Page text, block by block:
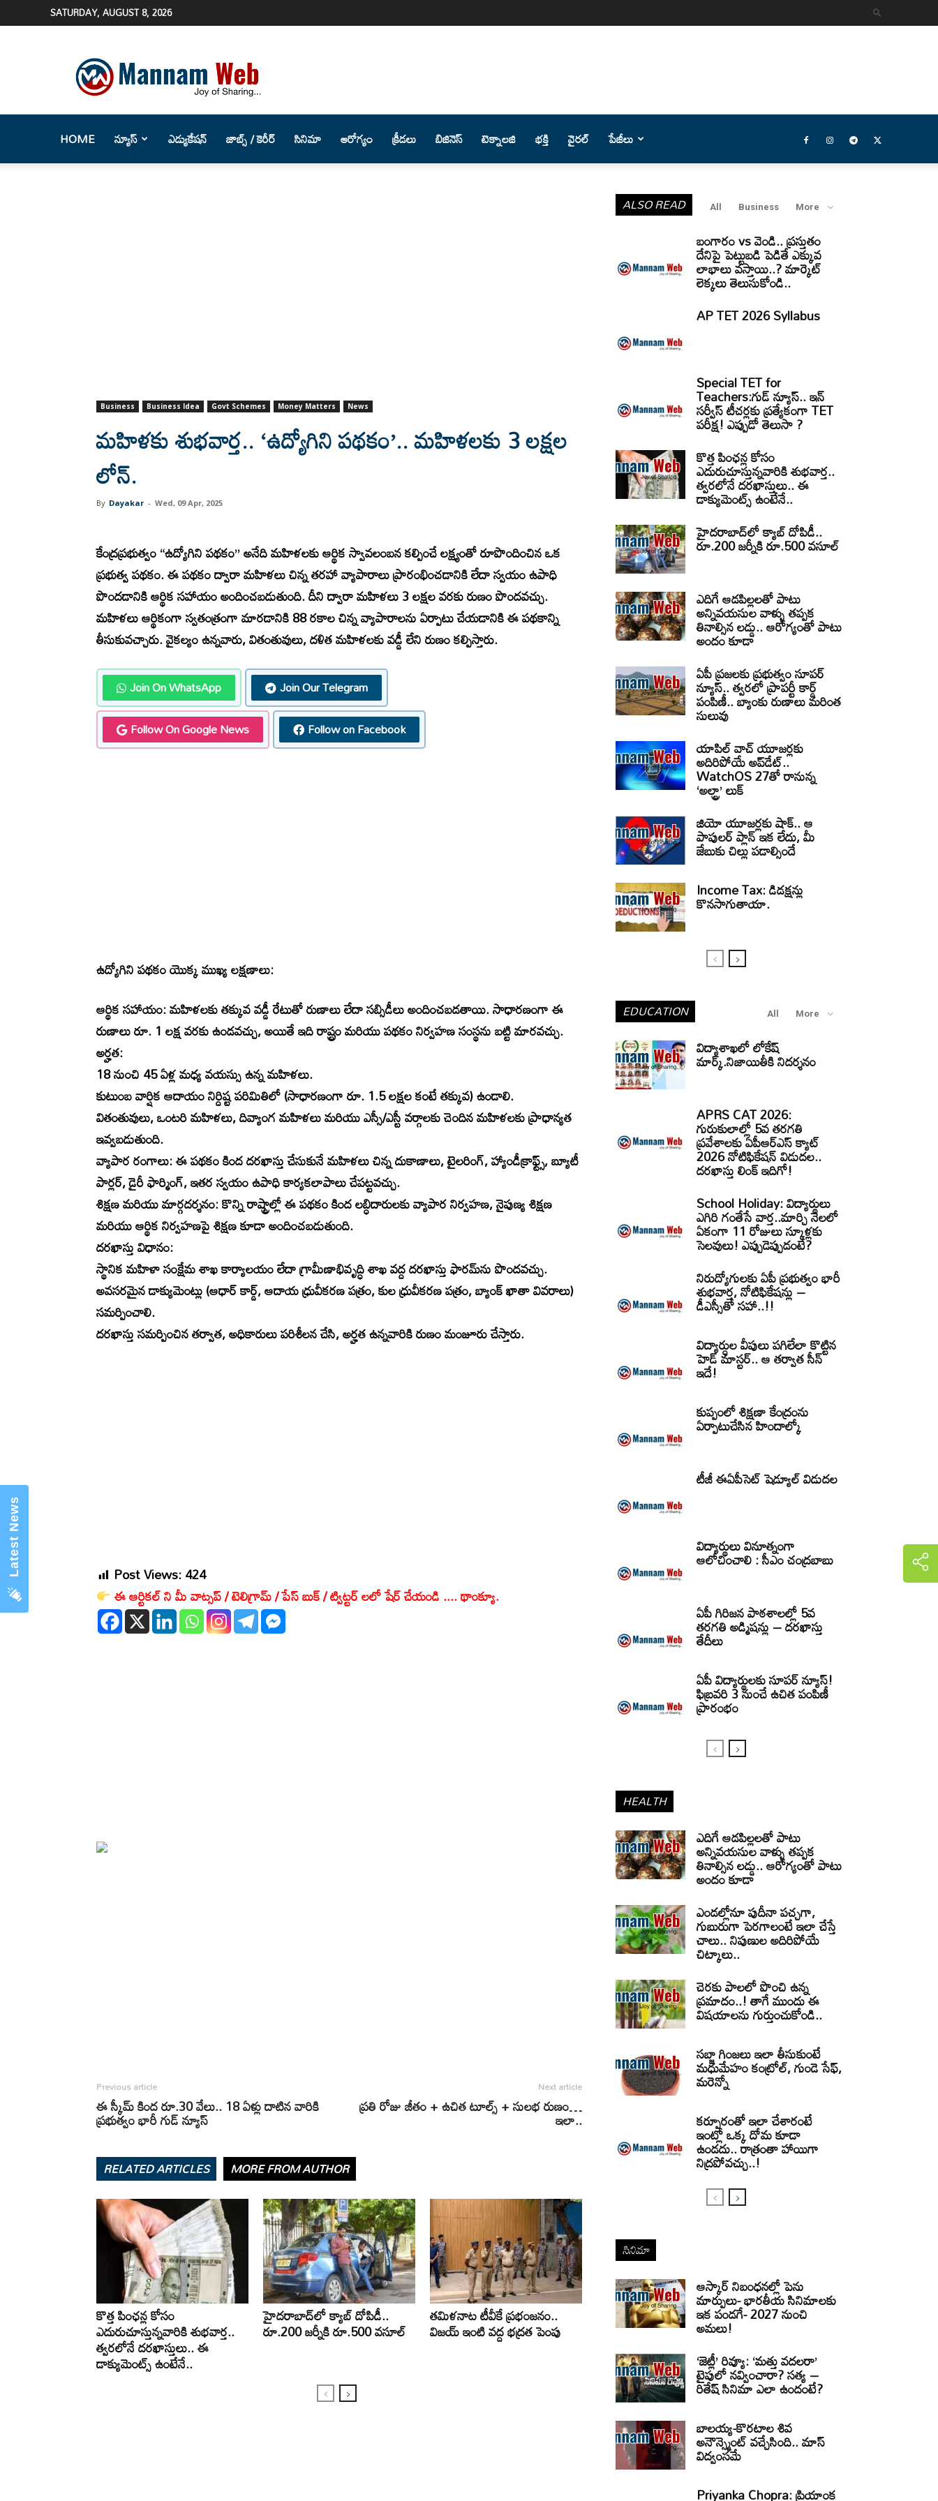
SATURDAY, AUGUST 8, 2026
Web
(మన్నం
News
HOME న్యూస్ ఎడ్యుకేషన్ జాబ్స్ / కెరీర్ సినిమా ఆరోగ్యం క్రీడలు బిజినెస్ టెక్నాలజి భక్తి వైరల్ పేజీలు
Business Business Idea Govt Schemes Money Matters News
మహిళకు శుభవార్త.. ‘ఉద్యోగిని పథకం’.. మహిళలకు 3 లక్షల
లోన్.
By Dayakar - Wed, 09 Apr, 2025
కేంద్రప్రభుత్వం “ఉద్యోగిని పథకం” అనేది మహిళలకు ఆర్థిక స్వావలంబన కల్పించే లక్ష్యంతో రూపొందించిన ఒక
ప్రభుత్వ పథకం. ఈ పథకం ద్వారా మహిళలు చిన్న తరహా వ్యాపారాలు ప్రారంభించడానికి లేదా స్వయం ఉపాధి
పొందడానికి ఆర్థిక సహాయం అందించబడుతుంది. దీని ద్వారా మహిళలు 3 లక్షల వరకు రుణం పొందవచ్చు.
మహిళలు ఆర్థికంగా స్వతంత్రంగా మారడానికి 88 రకాల చిన్న వ్యాపారాలను ఏర్పాటు చేయడానికి ఈ పథకాన్ని
తీసుకువచ్చారు. వైక‌ల్యం ఉన్న‌వారు, వితంతువులు, ద‌ళిత మ‌హిళ‌ల‌కు వ‌డ్డీ లేని రుణం క‌ల్పిస్తారు.
Join On WhatsApp
Join Our Telegram
Follow On Google News
Follow on Facebook
ఉద్యోగిని పథకం యొక్క ముఖ్య లక్షణాలు:
ఆర్థిక సహాయం: మహిళలకు తక్కువ వడ్డీ రేటుతో రుణాలు లేదా సబ్సిడీలు అందించబడతాయి. సాధారణంగా ఈ
రుణాలు రూ. 1 లక్ష వరకు ఉండవచ్చు, అయితే ఇది రాష్ట్రం మరియు పథకం నిర్వహణ సంస్థను బట్టి మారవచ్చు.
అర్హత:
18 నుంచి 45 ఏళ్ల మధ్య వయస్సు ఉన్న మహిళలు.
కుటుంబ వార్షిక ఆదాయం నిర్దిష్ట పరిమితిలో (సాధారణంగా రూ. 1.5 లక్షల కంటే తక్కువ) ఉండాలి.
వితంతువులు, ఒంటరి మహిళలు, దివ్యాంగ మహిళలు మరియు ఎస్సీ/ఎస్టీ వర్గాలకు చెందిన మహిళలకు ప్రాధాన్యత
ఇవ్వబడుతుంది.
వ్యాపార రంగాలు: ఈ పథకం కింద దరఖాస్తు చేసుకునే మహిళలు చిన్న దుకాణాలు, టైలరింగ్, హ్యాండీక్రాఫ్ట్స్, బ్యూటీ
పార్లర్, డైరీ ఫార్మింగ్, ఇతర స్వయం ఉపాధి కార్యకలాపాలు చేపట్టవచ్చు.
శిక్షణ మరియు మార్గదర్శనం: కొన్ని రాష్ట్రాల్లో ఈ పథకం కింద లబ్ధిదారులకు వ్యాపార నిర్వహణ, నైపుణ్య శిక్షణ
మరియు ఆర్థిక నిర్వహణపై శిక్షణ కూడా అందించబడుతుంది.
దరఖాస్తు విధానం:
స్థానిక మహిళా సంక్షేమ శాఖ కార్యాలయం లేదా గ్రామీణాభివృద్ధి శాఖ వద్ద దరఖాస్తు ఫారమ్‌ను పొందవచ్చు.
అవసరమైన డాక్యుమెంట్లు (ఆధార్ కార్డ్, ఆదాయ ధ్రువీకరణ పత్రం, కుల ధ్రువీకరణ పత్రం, బ్యాంక్ ఖాతా వివరాలు)
సమర్పించాలి.
దరఖాస్తు సమర్పించిన తర్వాత, అధికారులు పరిశీలన చేసి, అర్హత ఉన్నవారికి రుణం మంజూరు చేస్తారు.
Post Views:424
ఈ ఆర్టికల్ ని మీ వాట్సప్ / టెలిగ్రామ్ / పేస్ బుక్ / ట్విట్టర్ లలో షేర్ చేయండి .... థాంక్యూ.
Previous article
ఈ స్కీమ్ కింద రూ.30 వేలు.. 18 ఏళ్లు దాటిన వారికి
ప్రభుత్వం భారీ గుడ్ న్యూస్
Next article
ప్రతి రోజు జీతం + ఉచిత టూల్స్ + సులభ రుణం…
ఇలా..
RELATED ARTICLES MORE FROM AUTHOR
కొత్త పింఛన్ల కోసం
ఎదురుచూస్తున్నవారికి శుభవార్త..
త్వరలోనే దరఖాస్తులు.. ఈ
డాక్యుమెంట్స్ ఉంటేనే..
హైదరాబాద్‌లో క్యాబ్‌ దోపిడీ..
రూ.200 జర్నీకి రూ.500 వసూల్
తమిళనాట టీవీకే ప్రభంజనం..
విజయ్ ఇంటి వద్ద భద్రత పెంపు
ALSO READ All Business More
బంగారం vs వెండి.. ప్రస్తుతం
దేనిపై పెట్టుబడి పెడితే ఎక్కువ
లాభాలు వస్తాయి..? మార్కెట్
లెక్కలు తెలుసుకోండి..
AP TET 2026 Syllabus
Special TET for
Teachers:గుడ్ న్యూస్.. ఇన్
సర్వీస్ టీచర్లకు ప్రత్యేకంగా TET
పరీక్ష! ఎప్పుడో తెలుసా ?
కొత్త పింఛన్ల కోసం
ఎదురుచూస్తున్నవారికి శుభవార్త..
త్వరలోనే దరఖాస్తులు.. ఈ
డాక్యుమెంట్స్ ఉంటేనే..
హైదరాబాద్‌లో క్యాబ్‌ దోపిడీ..
రూ.200 జర్నీకి రూ.500 వసూల్
ఎదిగే ఆడపిల్లలతో పాటు
అన్నివయసుల వాళ్ళు తప్పక
తినాల్సిన లడ్డు.. ఆరోగ్యంతో పాటు
అందం కూడా
ఏపీ ప్రజలకు ప్రభుత్వం సూపర్
న్యూస్.. త్వరలో ప్రాపర్టీ కార్డ్
పంపిణీ.. బ్యాంకు రుణాలు మరింత
సులువు
యాపిల్ వాచ్ యూజర్లకు
అదిరిపోయే అప్‌డేట్..
WatchOS 27తో రానున్న
‘అల్ట్రా’ లుక్
జియో యూజర్లకు షాక్.. ఆ
పాపులర్ ప్లాన్ ఇక లేదు, మీ
జేబుకు చిల్లు పడాల్సిందే
Income Tax: డిడక్షన్లు
కొనసాగుతాయా.
EDUCATION All More
విద్యాశాఖలో లోకేష్
మార్క్.నిజాయితీకి నిదర్శనం
APRS CAT 2026:
గురుకులాల్లో 5వ తరగతి
ప్రవేశాలకు ఏపీఆర్‌ఎస్‌ క్యాట్‌
2026 నోటిఫికేషన్‌ విడుదల..
దరఖాస్తు లింక్‌ ఇదిగో!
School Holiday: విద్యార్థులు
ఎగిరి గంతేసే వార్త..మార్చి నెలలో
ఏకంగా 11 రోజులు స్కూళ్లకు
సెలవులు! ఎప్పుడెప్పుడంటే?
నిరుద్యోగులకు ఏపీ ప్రభుత్వం భారీ
శుభవార్త, నోటిఫికేషన్లు –
డీఎస్సీతో సహా..!!
విద్యార్ధుల వీపులు పగిలేలా కొట్టిన
హెడ్ మాస్టర్.. ఆ తర్వాత సీన్‌
ఇదే!
కుప్పంలో శిక్షణా కేంద్రంను
ఏర్పాటుచేసిన హిందాల్కో
టీజీ ఈఏపీసెట్‌ షెడ్యూల్‌ విడుదల
విద్యార్థులు వినూత్నంగా
ఆలోచించాలి : సీఎం చంద్రబాబు
ఏపీ గిరిజన పాఠశాలల్లో 5వ
తరగతి అడ్మిషన్లు – దరఖాస్తు
తేదీలు
ఏపీ విద్యార్థులకు సూపర్ న్యూస్!
ఫిబ్రవరి 3 నుంచే ఉచిత పంపిణీ
ప్రారంభం
HEALTH
ఎదిగే ఆడపిల్లలతో పాటు
అన్నివయసుల వాళ్ళు తప్పక
తినాల్సిన లడ్డు.. ఆరోగ్యంతో పాటు
అందం కూడా
ఎండల్లోనూ పుదీనా పచ్చగా,
గుబురుగా పెరగాలంటే ఇలా చేస్తే
చాలు.. నిపుణుల అదిరిపోయే
చిట్కాలు..
చెరకు పాలలో పొంచి ఉన్న
ప్రమాదం..! తాగే ముందు ఈ
విషయాలను గుర్తుంచుకోండి..
సబ్జా గింజలు ఇలా తీసుకుంటే
మధుమేహం కంట్రోల్, గుండె సేఫ్,
మరెన్నో
కర్పూరంతో ఇలా చేశారంటే
ఇంట్లో ఒక్క దోమ కూడా
ఉండదు.. రాత్రంతా హాయిగా
నిద్రపోవచ్చు..!
సినిమా
ఆస్కార్ నిబంధనల్లో పెను
మార్పులు- భారతీయ సినిమాలకు
ఇక పండగే- 2027 నుంచి
అమలు!
‘జెట్లీ’ రివ్యూ: ‘మత్తు వదలరా’
టైపులో నవ్వించారా? సత్య –
రితేష్ సినిమా ఎలా ఉందంటే?
బాలయ్య-కొరటాల శివ
అనౌన్స్మెంట్ వచ్చేసింది.. మాస్
విద్వంసమే
Priyanka Chopra: ప్రియాంక